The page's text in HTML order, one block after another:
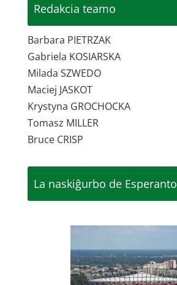
Redakcia teamo
Barbara PIETRZAK
Gabriela KOSIARSKA
Milada SZWEDO
Maciej JASKOT
Krystyna GROCHOCKA
Tomasz MILLER
Bruce CRISP
La naskiĝurbo de Esperanto